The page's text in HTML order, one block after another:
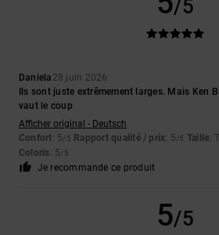
/5
Daniela 28 juin 2026
Ils sont juste extrêmement larges. Mais Ken
vaut le coup
Afficher original - Deutsch
Confort: 5/5 Rapport qualité / prix: 5/5 Taille:
Coloris: 5/5
Je recommande ce produit
5/5